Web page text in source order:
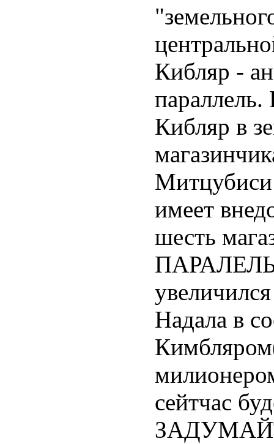
Кибляр -
Кибляр в
Митцубиси
имеет
шесть
ПАРАЛЕЛЬ/
Надала в
сейтчас